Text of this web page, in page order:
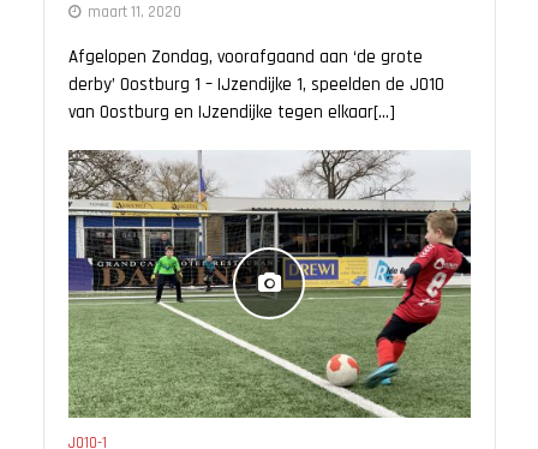
maart 11, 2020
Afgelopen Zondag, voorafgaand aan ‘de grote
derby’ Oostburg 1 – IJzendijke 1, speelden de JO10
van Oostburg en IJzendijke tegen elkaar[...]
JO10-1